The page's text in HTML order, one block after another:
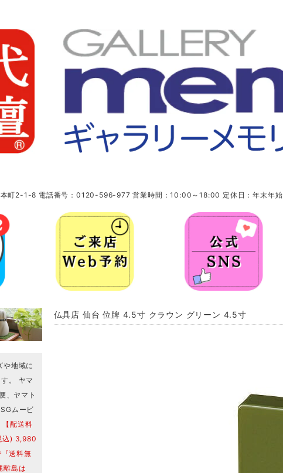
本町2-1-8 電話番号：0120-596-977 営業時間：10:00～18:00 定休日：年末年始
や地域に
。 ヤマ
、ヤマト
ムービ
【配送料
込) 3,980
送料無
離島は
仏具店 仙台 位牌 4.5寸 クラウン グリーン 4.5寸